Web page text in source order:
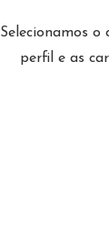
Selecionamos
perfil e as